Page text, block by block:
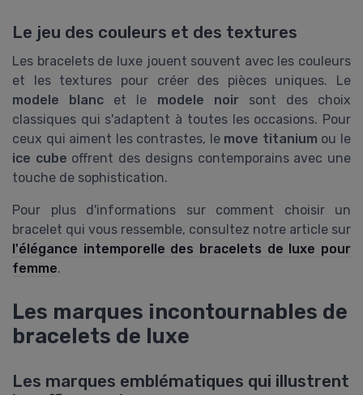
Le jeu des couleurs et des textures
Les bracelets de luxe jouent souvent avec les couleurs
et les textures pour créer des pièces uniques. Le
modele blanc et le modele noirsont des choix
classiques qui s'adaptent à toutes les occasions. Pour
ceux qui aiment les contrastes, le move titanium ou le
ice cube offrent des designs contemporains avec une
touche de sophistication.
Pour plus d'informations sur comment choisir un
bracelet qui vous ressemble, consultez notre article sur
l'élégance intemporelle des bracelets de luxe pour
femme.
Les marques incontournables de
bracelets de luxe
Les marques emblématiques qui illustrent